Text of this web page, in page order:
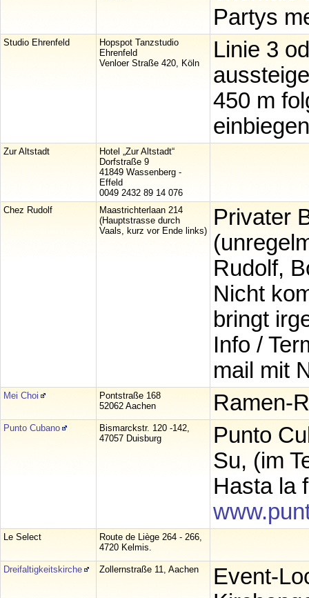
Partys
Studio Ehrenfeld
Hopspot Tanzstudio
Ehrenfeld
Venloer Straße 420, Köln
Linie 3
450 m
Zur Altstadt
Hotel „Zur Altstadt“
Dorfstraße 9
41849 Wassenberg -
Effeld
0049 2432 89 14 076
Chez Rudolf
Maastrichterlaan 214
(Hauptstrasse durch
Vaals, kurz vor Ende links)
Privater
Rudolf,
Nicht
bringt
Info /
mail mit
Mei Choi
Pontstraße 168
52062 Aachen
Ramen-
Punto Cubano
Bismarckstr. 120 -142,
47057 Duisburg
Punto
Su, (im
Hasta la
Le Select
Route de Liège 264 - 266,
4720 Kelmis.
Dreifaltigkeitskirche Zollernstraße 11, Aachen
Event-